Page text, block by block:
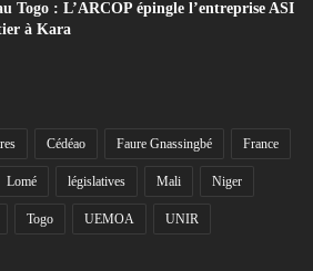
Togo : L’ARCOP épingle l’entreprise ASI
à Kara
Cédéao Faure Gnassingbé France
Lomé législatives Mali Niger
Togo UEMOA UNIR